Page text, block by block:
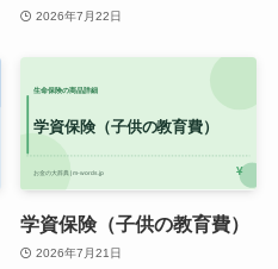
2026年7月22日
学資保険（子供の教育費）
2026年7月21日